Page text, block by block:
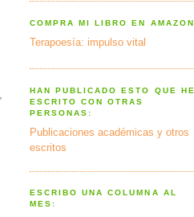
COMPRA MI LIBRO EN AMAZON
Terapoesía: impulso vital
HAN PUBLICADO ESTO QUE HE
ESCRITO CON OTRAS
PERSONAS:
Publicaciones académicas y otros
escritos
ESCRIBO UNA COLUMNA AL
MES: